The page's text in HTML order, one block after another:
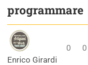
programmare
Enrico Girardi
0 0